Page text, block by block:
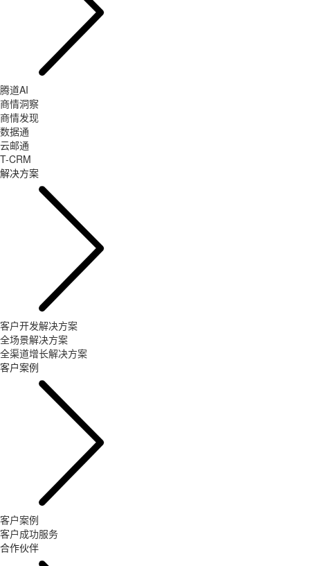
腾道AI
商情洞察
商情发现
数据通
云邮通
T-CRM
解决方案
客户开发解决方案
全场景解决方案
全渠道增长解决方案
客户案例
客户案例
客户成功服务
合作伙伴